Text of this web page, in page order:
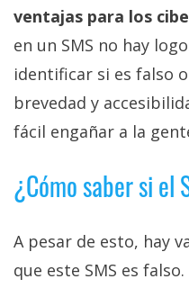
ventajas para los
en un SMS no hay
identificar si es falso
brevedad y
fácil engañar a la
¿Cómo saber si el
A pesar de esto, hay
que este SMS es falso.